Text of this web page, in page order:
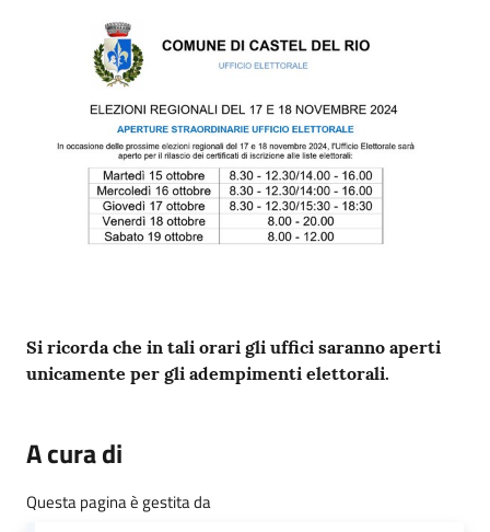
Contenuto
Si ricorda che in tali orari gli uffici saranno aperti
unicamente per gli adempimenti elettorali.
A cura di
Questa pagina è gestita da